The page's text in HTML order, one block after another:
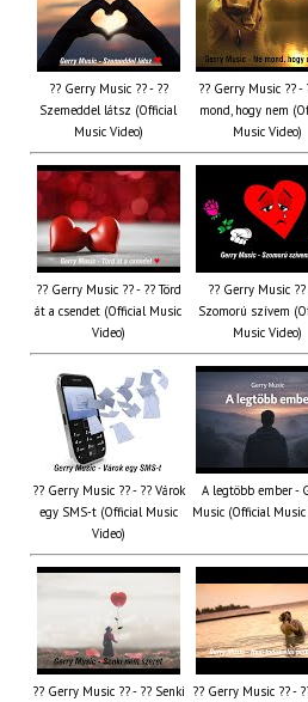
?? Gerry Music ?? - ??
Szemeddel látsz (Official
Music Video)
?? Gerry Music ?? -
mond, hogy nem
Music Video)
?? Gerry Music ?? - ?? Törd
át a csendet (Official Music
Video)
?? Gerry Music ??
Szomorú szívem
Music Video)
?? Gerry Music ?? - ?? Várok
egy SMS-t (Official Music
Video)
A legtöbb ember -
Music (Official Music
?? Gerry Music ?? - ?? Senki ?? Gerry Music ?? -